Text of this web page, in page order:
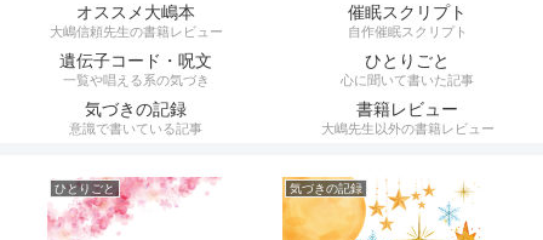
オススメ大嶋本
大嶋信頼先生の書籍レビュー
催眠スクリプト
自作催眠スクリプト
遺伝子コード・呪文
一覧や唱える系の気づき
ひとりごと
心に聞いて書いた記事
気づきの記録
意識で書いている記事
書籍レビュー
大嶋先生以外の書籍レビュー
ひとりごと 気づきの記録